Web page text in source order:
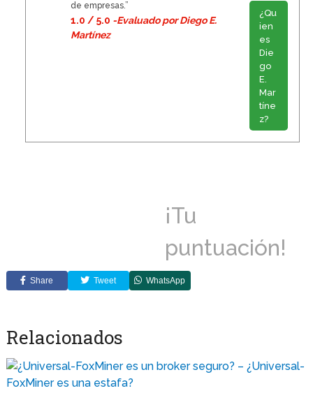
de empresas.”
1.0 / 5.0 -Evaluado por Diego E.
Martínez
¿Qu
ien
es
Die
go
E.
Mar
tíne
z?
¡Tu
puntuación!
Share Tweet WhatsApp
Relacionados